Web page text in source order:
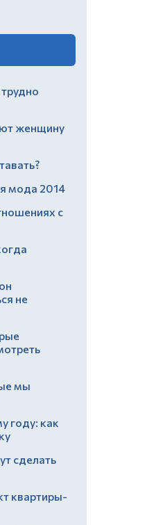
женщину
мода 2014
с
не
мы
году: как
сделать
квартиры-